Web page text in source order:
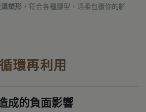
溫塑形 ，符合各種腳型，溫柔包覆你的腳
環再利用
成的負面影響